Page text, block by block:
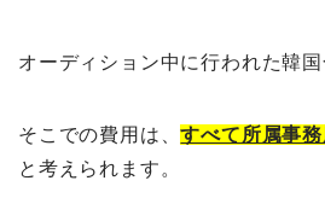
オーディション中に行われた韓国
そこでの費用は、すべて所属事
と考えられます。